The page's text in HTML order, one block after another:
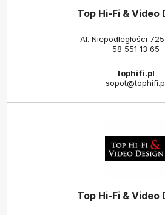
Top Hi-Fi & Video
Al. Niepodległości
58 551 13 65
tophifi.pl
Top Hi-Fi & Video